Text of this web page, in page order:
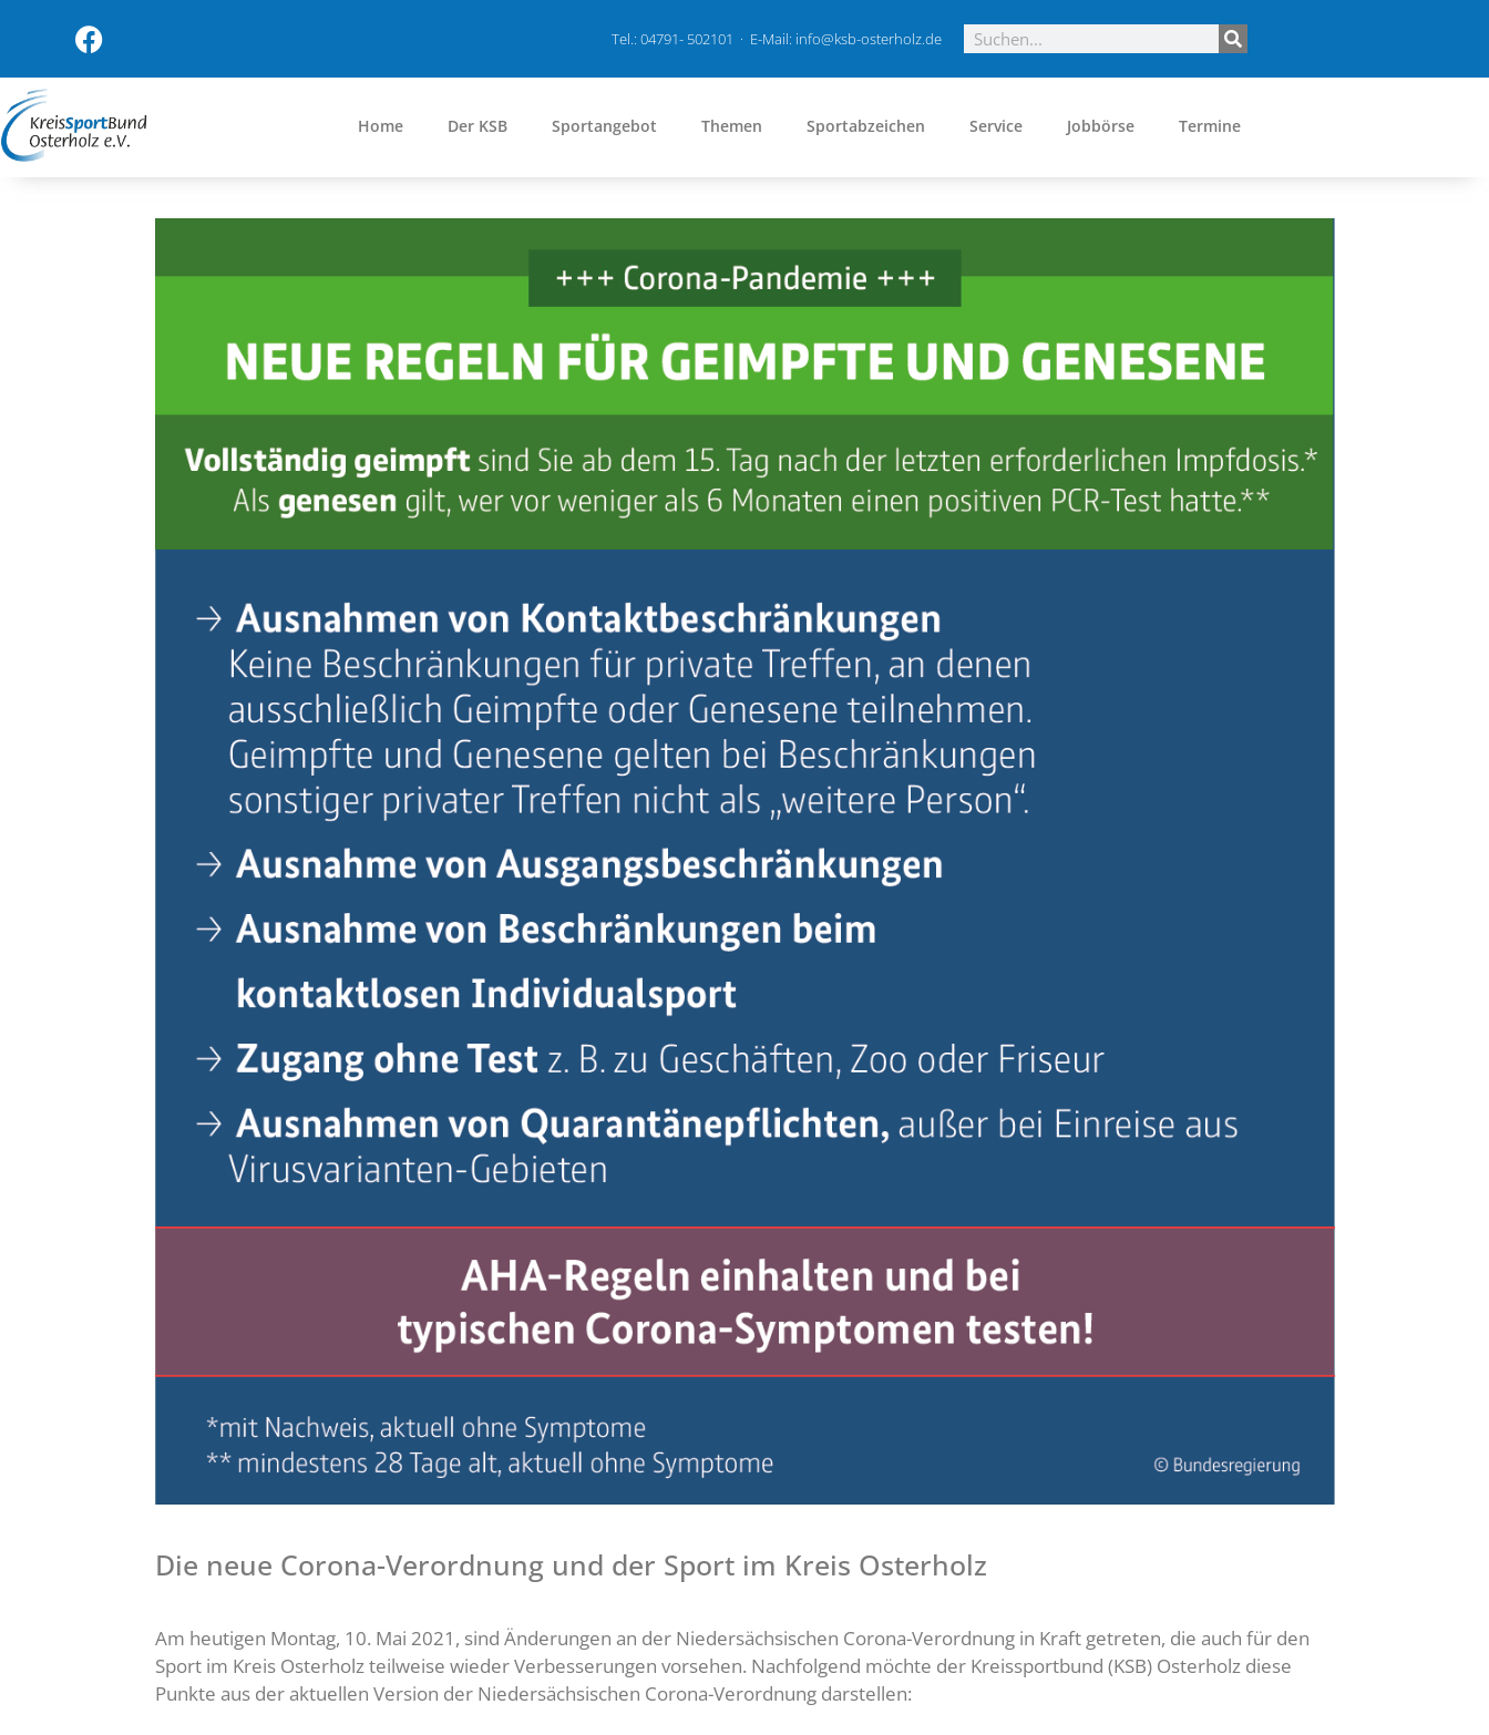
Tel.: 04791- 502101 · E-Mail: info@ksb-osterholz.de
Home Der KSB Sportangebot Themen Sportabzeichen Service Jobbörse Termine
Die neue Corona-Verordnung und der Sport im Kreis Osterholz
Am heutigen Montag, 10. Mai 2021, sind Änderungen an der Niedersächsischen Corona-Verordnung in Kraft getreten, die auch für den
Sport im Kreis Osterholz teilweise wieder Verbesserungen vorsehen. Nachfolgend möchte der Kreissportbund (KSB) Osterholz diese
Punkte aus der aktuellen Version der Niedersächsischen Corona-Verordnung darstellen: